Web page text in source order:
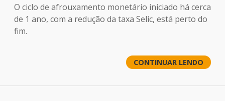
O ciclo de afrouxamento monetário iniciado há cerca
de 1 ano, com a redução da taxa Selic, está perto do
fim.
CONTINUAR LENDO